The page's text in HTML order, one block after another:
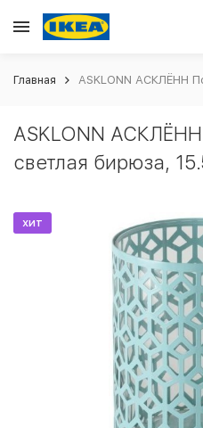
Главная ASKLONN АСКЛЁНН
ASKLONN
светлая бирюза,
хит